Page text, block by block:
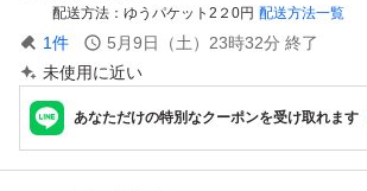
配送方法 ゆうパケット2２0円 配送方法一覧
1件 5月9日（土）23時32分 終了
未使用に近い
あなただけの特別なクーポンを受け取れます